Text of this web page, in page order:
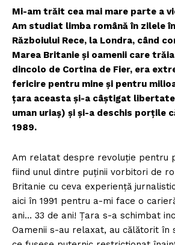
Mi-am trăit cea mai mare parte a
Am studiat limba română în zilele
Războiului Rece, la Londra, când
Marea Britanie și oamenii care
dincolo de Cortina de Fier, era
fericire pentru mine și pentru
țara aceasta și-a câștigat
uman uriaș) și și-a deschis porțile
1989.
Am relatat despre revoluție pentru
fiind unul dintre puținii vorbitori de
Britanie cu ceva experiență
aici în 1991 pentru a-mi face o
ani… 33 de ani! Țara s-a schimbat
Oamenii s-au relaxat, au călătorit în